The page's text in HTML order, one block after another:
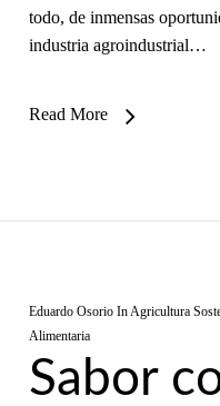
todo, de inmensas
industria agroindustrial…
Read More
Eduardo Osorio InAgricultura
Alimentaria
Sabor